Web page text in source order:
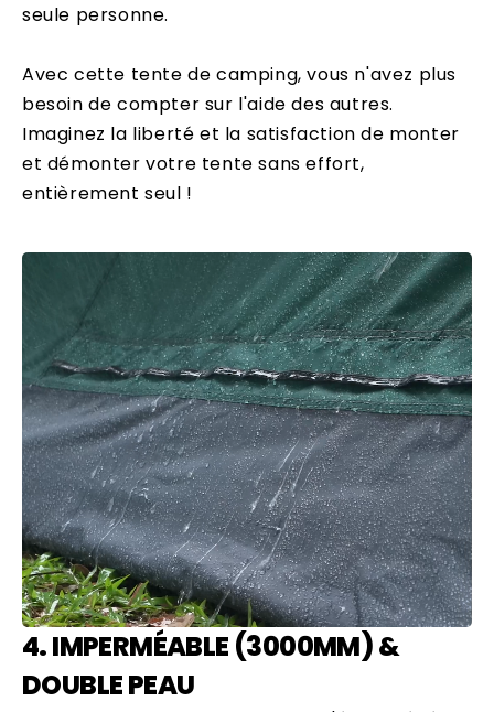
seule personne.
Avec cette tente de camping, vous n'avez plus
besoin de compter sur l'aide des autres.
Imaginez la liberté et la satisfaction de monter
et démonter votre tente sans effort,
entièrement seul !
4. IMPERMÉABLE (3000MM) &
DOUBLE PEAU